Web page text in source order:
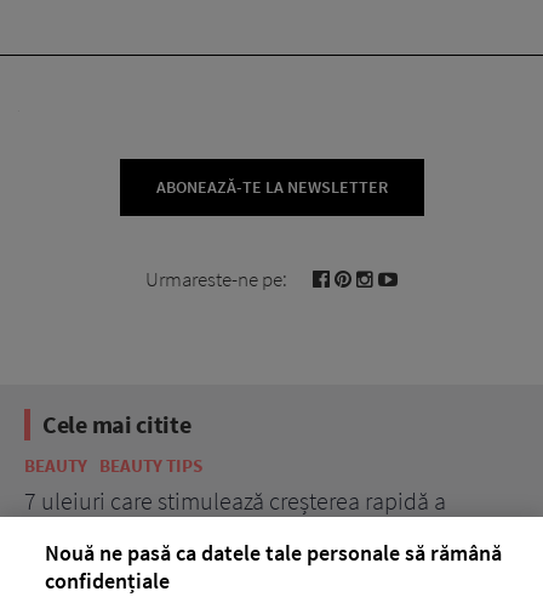
ABONEAZĂ-TE LA NEWSLETTER
Urmareste-ne pe:
Cele mai citite
BEAUTY BEAUTY TIPS
7 uleiuri care stimulează creșterea rapidă a
Nouă ne pasă ca datele tale personale să rămână
confidențiale